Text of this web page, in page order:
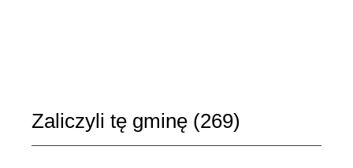
Zaliczyli tę gminę (269)